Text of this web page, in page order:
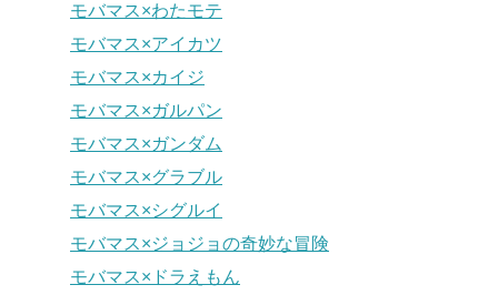
モバマス×わたモテ
モバマス×アイカツ
モバマス×カイジ
モバマス×ガルパン
モバマス×ガンダム
モバマス×グラブル
モバマス×シグルイ
モバマス×ジョジョの奇妙な冒険
モバマス×ドラえもん